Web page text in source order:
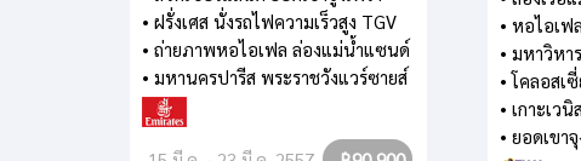
• ฝรั่งเศส นั่งรถไฟความเร็วสูง TGV
• ถ่ายภาพหอไอเฟล ล่องแม่น้ำแซนด์
• มหานครปารีส พระราชวังแวร์ซายส์
• หอไอเฟล
• มหาวิหา
• โคลอสเ
• เกาะเวนิ
• ยอดเขา